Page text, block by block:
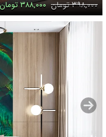
۳۹۸,۰۰۰ تومان
۳۸۸,۰۰۰ تومان/ مترمربع